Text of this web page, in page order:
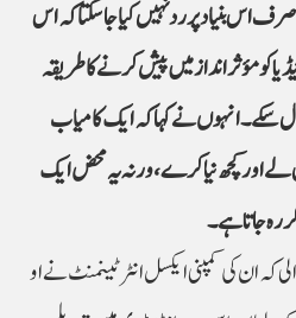
صرف اس بنیاد پر رد نہیں کیا جا سکتا کہ اس
کو مؤثر انداز میں پیش کرنے کا طریقہ
سکے۔ انہوں نے کہا کہ ایک کامیاب
اور کچھ نیا کرے، ورنہ یہ محض ایک
رہ جاتا ہے۔
ان کی کمپنی ایکسل انٹرٹینمنٹ نے او